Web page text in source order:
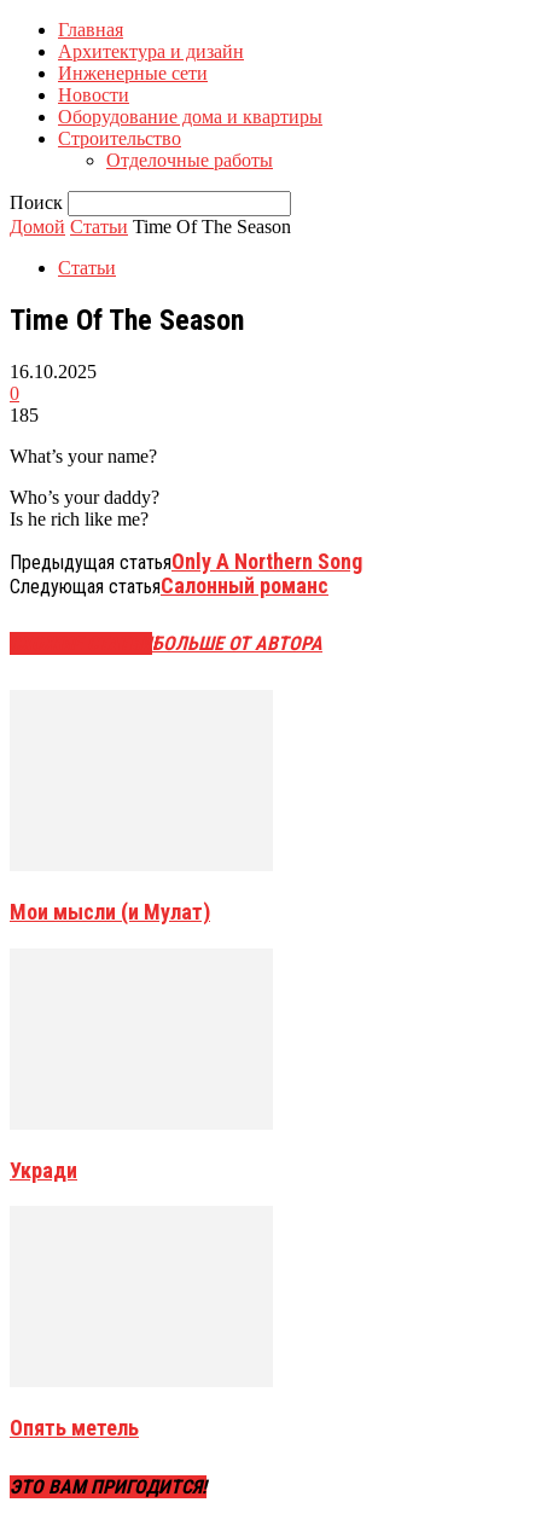
Главная
Архитектура и дизайн
Инженерные сети
Новости
Оборудование дома и квартиры
Строительство
Отделочные работы
Поиск
Домой Статьи Time Of The Season
Статьи
Time Of The Season
16.10.2025
0
185
What’s your name?
Who’s your daddy?
Is he rich like me?
Предыдущая статьяOnly A Northern Song
Следующая статьяСалонный романс
БОЛЬШЕ ОТ АВТОРА
Мои мысли (и Мулат)
Укради
Опять метель
ЭТО ВАМ ПРИГОДИТСЯ!